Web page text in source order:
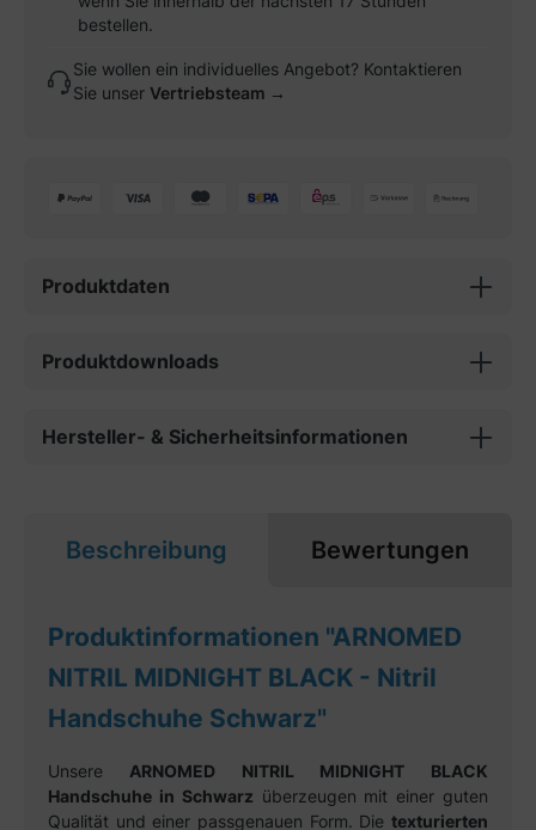
bestellen.
Sie wollen ein individuelles Angebot? Kontaktieren
Sie unser Vertriebsteam →
Produktdaten
Produktdownloads
Hersteller- & Sicherheitsinformationen
Beschreibung Bewertungen
Produktinformationen "ARNOMED
NITRIL MIDNIGHT BLACK - Nitril
Handschuhe Schwarz"
Unsere ARNOMED NITRIL MIDNIGHT BLACK
Handschuhe in Schwarz überzeugen mit einer guten
Qualität und einer passgenauen Form. Die texturierten